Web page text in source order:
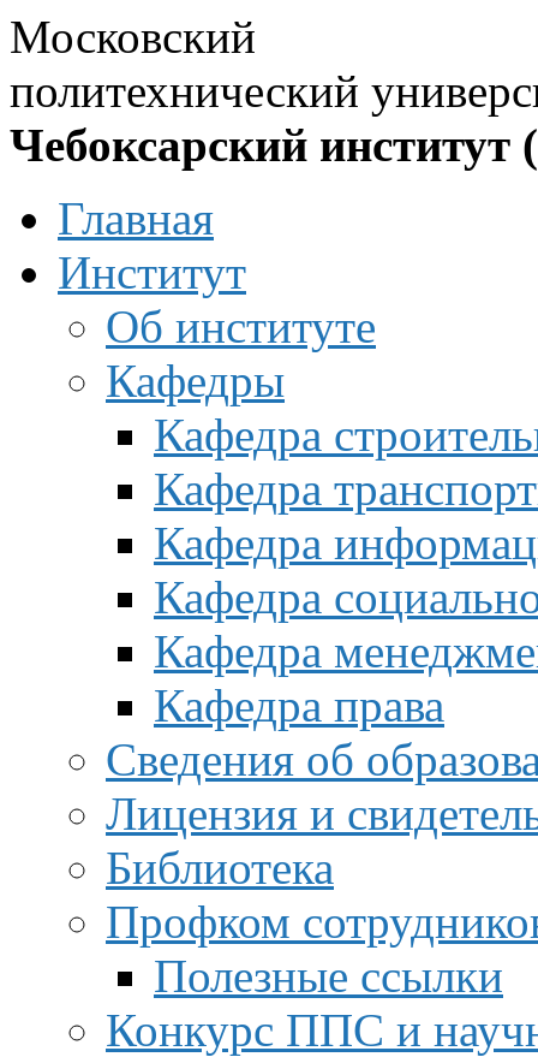
Московский
политехнический
Чебоксарский институт
Главная
Институт
Об институте
Кафедры
Кафедра
Кафедра
Кафедра
Кафедра
Кафедра
Кафедра права
Сведения об
Лицензия и
Библиотека
Профком
Полезные ссылки
Конкурс ППС и